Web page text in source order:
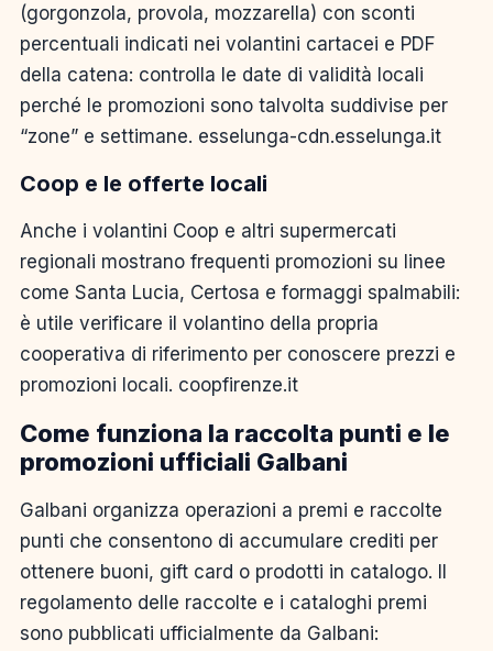
(gorgonzola, provola, mozzarella) con sconti
percentuali indicati nei volantini cartacei e PDF
della catena: controlla le date di validità locali
perché le promozioni sono talvolta suddivise per
“zone” e settimane. esselunga-cdn.esselunga.it
Coop e le offerte locali
Anche i volantini Coop e altri supermercati
regionali mostrano frequenti promozioni su linee
come Santa Lucia, Certosa e formaggi spalmabili:
è utile verificare il volantino della propria
cooperativa di riferimento per conoscere prezzi e
promozioni locali. coopfirenze.it
Come funziona la raccolta punti e le
promozioni ufficiali Galbani
Galbani organizza operazioni a premi e raccolte
punti che consentono di accumulare crediti per
ottenere buoni, gift card o prodotti in catalogo. Il
regolamento delle raccolte e i cataloghi premi
sono pubblicati ufficialmente da Galbani: